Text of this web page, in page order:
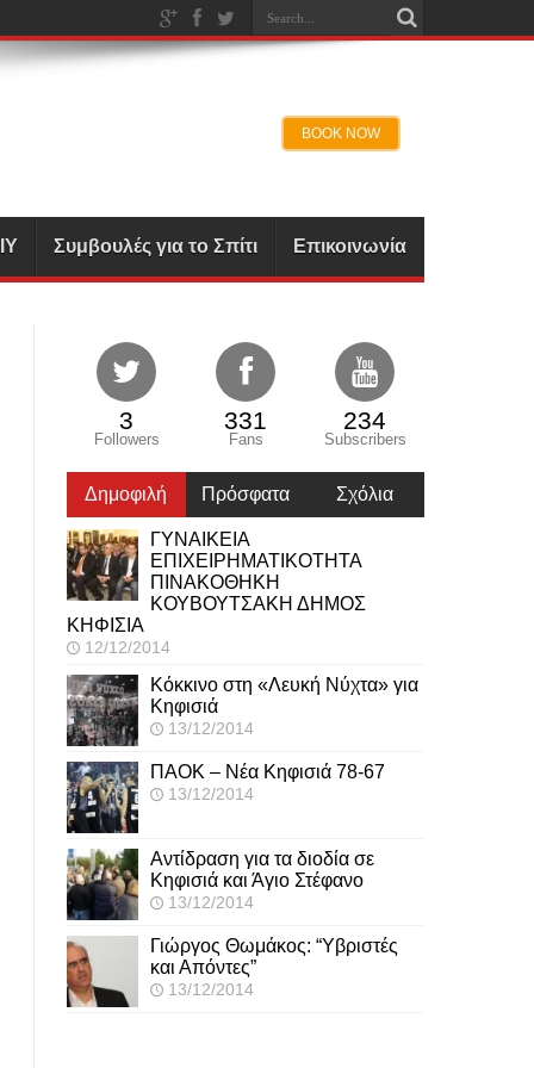
Συμβουλές για το Σπίτι Επικοινωνία
3
Followers
331
Fans
234
Subscribers
Δημοφιλή Πρόσφατα Σχόλια
ΓΥΝΑΙΚΕΙΑ
ΕΠΙΧΕΙΡΗΜΑΤΙΚΟΤΗΤΑ
ΠΙΝΑΚΟΘΗΚΗ
ΚΟΥΒΟΥΤΣΑΚΗ ΔΗΜΟΣ
ΚΗΦΙΣΙΑ
12/12/2014
Κόκκινο στη «Λευκή Νύχτα» για
Κηφισιά
13/12/2014
ΠΑΟΚ – Νέα Κηφισιά 78-67
13/12/2014
Αντίδραση για τα διοδία σε
Κηφισιά και Άγιο Στέφανο
13/12/2014
Γιώργος Θωμάκος: “Υβριστές
και Απόντες”
13/12/2014